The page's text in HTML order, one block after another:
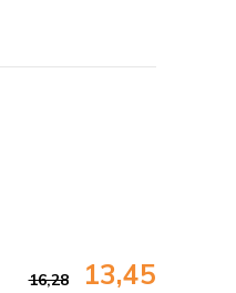
16,28 13,45